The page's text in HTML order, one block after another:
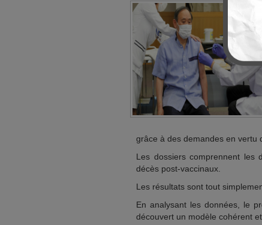
grâce à des demandes en vertu
Les dossiers comprennent les
décès post-vaccinaux.
Les résultats sont tout
En analysant les données, le
découvert un modèle cohérent